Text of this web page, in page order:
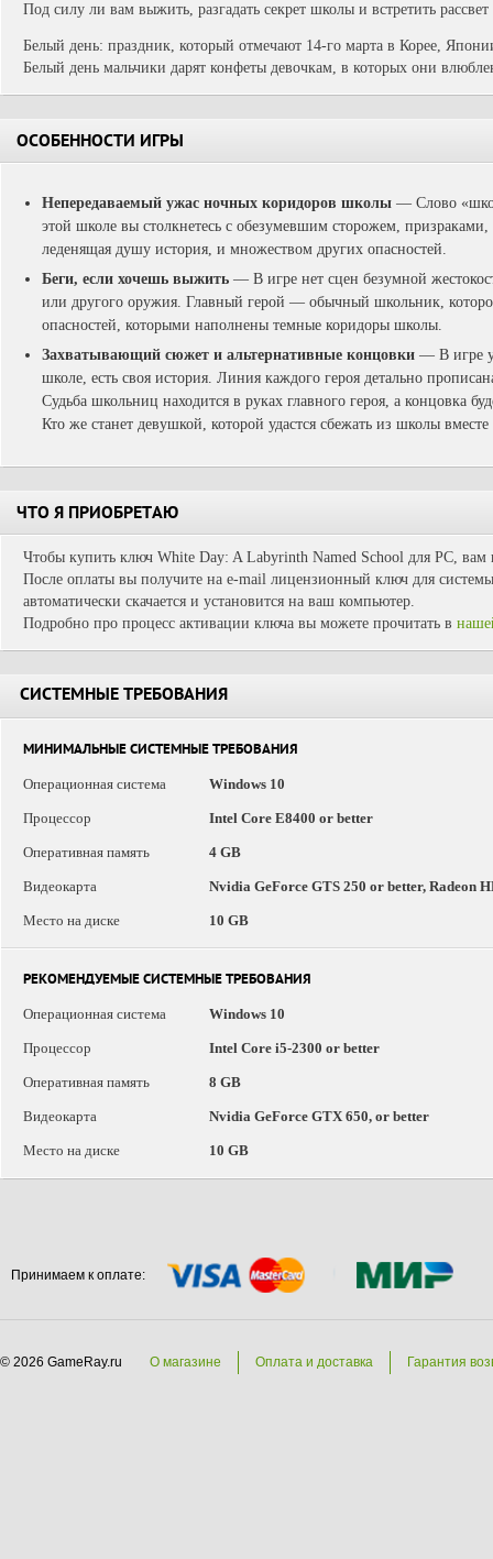
Под силу ли вам выжить, разгадать секрет школы и встретить
Белый день: праздник, который отмечают 14-го марта в Корее,
Белый день мальчики дарят конфеты девочкам, в которых они
ОСОБЕННОСТИ ИГРЫ
Непередаваемый ужас ночных коридоров школы — Слово
этой школе вы столкнетесь с обезумевшим сторожем,
леденящая душу история, и множеством других опасностей.
Беги, если хочешь выжить — В игре нет сцен безумной
или другого оружия. Главный герой — обычный школьник,
опасностей, которыми наполнены темные коридоры школы.
Захватывающий сюжет и альтернативные концовки — В игре у
школе, есть своя история. Линия каждого героя детально
Судьба школьниц находится в руках главного героя, а концовка
Кто же станет девушкой, которой удастся сбежать из школы
ЧТО Я ПРИОБРЕТАЮ
Чтобы купить ключ White Day: A Labyrinth Named School для PC, вам
После оплаты вы получите на e-mail лицензионный ключ для
автоматически скачается и установится на ваш компьютер.
Подробно про процесс активации ключа вы можете прочитать в
СИСТЕМНЫЕ ТРЕБОВАНИЯ
МИНИМАЛЬНЫЕ СИСТЕМНЫЕ ТРЕБОВАНИЯ
Операционная система
Windows 10
Процессор Intel Core E8400 or better
Оперативная память 4 GB
Видеокарта Nvidia GeForce GTS 250 or better, Radeon
Место на диске 10 GB
РЕКОМЕНДУЕМЫЕ СИСТЕМНЫЕ ТРЕБОВАНИЯ
Операционная система
Windows 10
Процессор Intel Core i5-2300 or better
Оперативная память 8 GB
Видеокарта Nvidia GeForce GTX 650, or better
Место на диске 10 GB
Принимаем к оплате:
© 2026 GameRay.ru О магазине Оплата и доставка Гарантия